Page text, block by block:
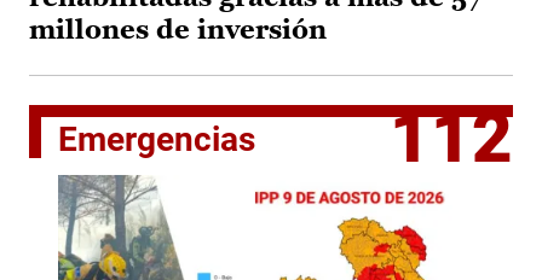
millones de inversión
Emergencias 112